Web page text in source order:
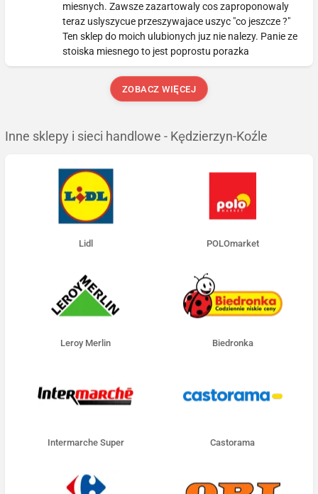
miesnych. Zawsze zazartowaly cos zaproponowaly
teraz uslyszycue przeszywajace uszyc "co jeszcze ?"
Ten sklep do moich ulubionych juz nie nalezy. Panie ze
stoiska miesnego to jest poprostu porazka
ZOBACZ WIĘCEJ
Inne sklepy i sieci handlowe - Kędzierzyn-Koźle
Lidl POLOmarket
Leroy Merlin Biedronka
Intermarche Super Castorama